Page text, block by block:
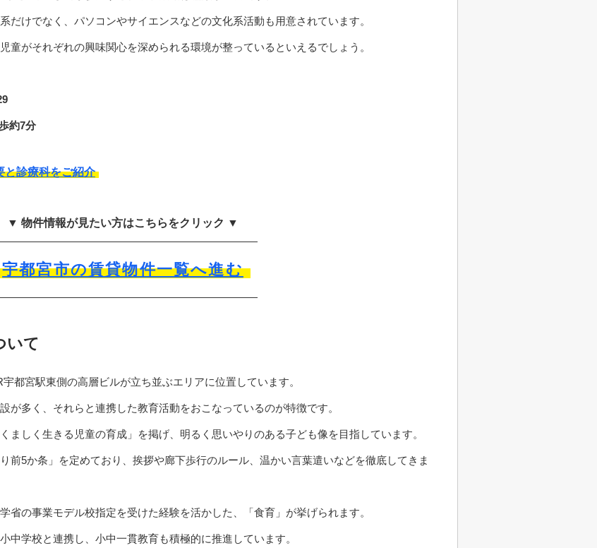
だけでなく、パソコンやサイエンスなどの文化系活動も用意されています。
童がそれぞれの興味関心を深められる環境が整っているといえるでしょう。
約7分
と診療科をご紹介
▼ 物件情報が見たい方はこちらをクリック ▼
宇都宮市の賃貸物件一覧へ進む
いて
都宮駅東側の高層ビルが立ち並ぶエリアに位置しています。
が多く、それらと連携した教育活動をおこなっているのが特徴です。
ましく生きる児童の育成」を掲げ、明るく思いやりのある子ども像を目指しています。
前5か条」を定めており、挨拶や廊下歩行のルール、温かい言葉遣いなどを徹底してきま
省の事業モデル校指定を受けた経験を活かした、「食育」が挙げられます。
中学校と連携し、小中一貫教育も積極的に推進しています。